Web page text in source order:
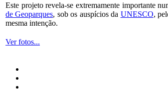
Este projeto revela-se extremamente importante
de Geoparques, sob os auspícios da UNESCO,
mesma intenção.
Ver fotos...